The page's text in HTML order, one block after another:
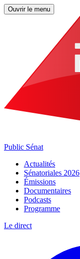
Ouvrir le menu
Public Sénat
Actualités
Sénatoriales 2026
Émissions
Documentaires
Podcasts
Programme
Le direct